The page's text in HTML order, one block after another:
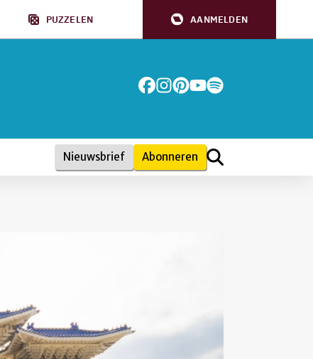
PUZZELEN AANMELDEN
Nieuwsbrief Abonneren